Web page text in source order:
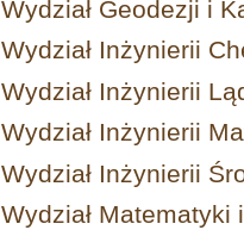
Wydział Geodezji i
Wydział Inżynierii
Wydział Inżynierii
Wydział Inżynierii
Wydział Inżynierii
Wydział